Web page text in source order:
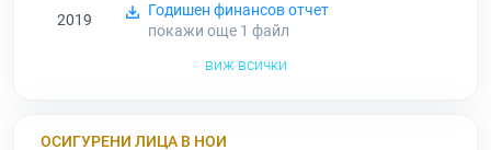
2019
Годишен финансов отчет
покажи още 1 файл
виж всички
ОСИГУРЕНИ ЛИЦА В НОИ